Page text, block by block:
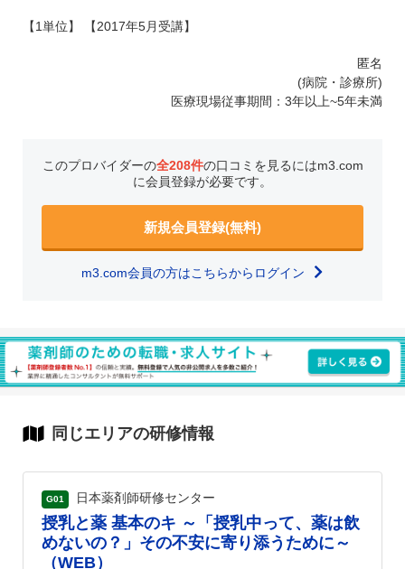
【1単位】 【2017年5月受講】
匿名
(病院・診療所)
医療現場従事期間：3年以上~5年未満
このプロバイダーの全208件の口コミを見るにはm3.com
に会員登録が必要です。
新規会員登録(無料)
m3.com会員の方はこちらからログイン
同じエリアの研修情報
G01 日本薬剤師研修センター
授乳と薬 基本のキ ～「授乳中って、薬は飲
めないの？」その不安に寄り添うために～
（WEB）